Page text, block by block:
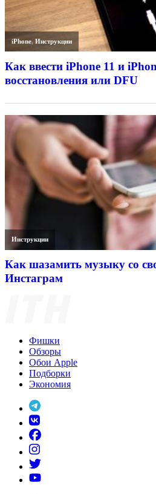
iPhone,Инструкции
Как ввести iPhone 11 и
восстановления или DFU
Инструкции
Как шазамить музыку со
Инстаграм
Фишки
Обзоры
Обои Apple
Подборки
Экономия